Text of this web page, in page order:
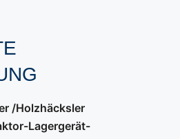
/Holzhäcksler
Lagergerät-